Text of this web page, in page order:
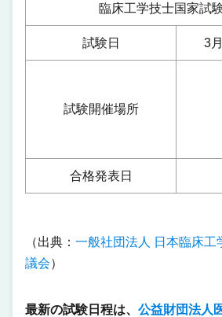
臨床工学技士国家試
試験日 3
試験開催場所
合格発表日
（出典： 一般社団法人 日本臨床工
議会）
最新の試験日程は、 公益財団法人